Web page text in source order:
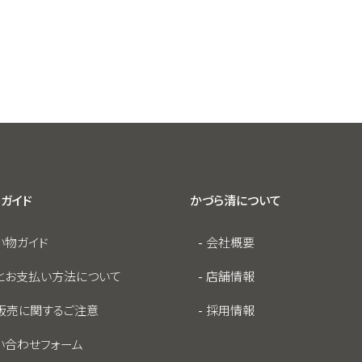
イド
ガイド
お支払い方法について
売に関するご注意
合わせフォーム
かづら清について
会社概要
店舗情報
採用情報